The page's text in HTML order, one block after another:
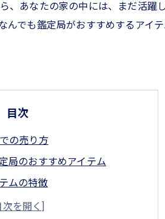
あなたの家の中には、まだ活躍
でも鑑定局がおすすめするアイ
目次
の売り方
局のおすすめアイテム
ムの特徴
テムの例